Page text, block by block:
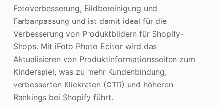
Fotoverbesserung, Bildbereinigung und
Farbanpassung und ist damit ideal für die
Verbesserung von Produktbildern für Shopify-
Shops. Mit iFoto Photo Editor wird das
Aktualisieren von Produktinformationsseiten zum
Kinderspiel, was zu mehr Kundenbindung,
verbesserten Klickraten (CTR) und höheren
Rankings bei Shopify führt.